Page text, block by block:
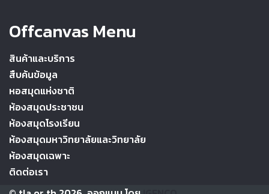
Offcanvas Menu
สินค้าและบริการ
สืบค้นข้อมูล
หอสมุดแห่งชาติ
ห้องสมุดประชาชน
ห้องสมุดโรงเรียน
ห้องสมุดมหาวิทยาลัยและวิทยาลัย
ห้องสมุดเฉพาะ
ติดต่อเรา